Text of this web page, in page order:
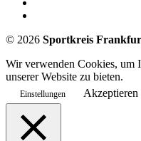
© 2026 Sportkreis
Wir verwenden Cookies, um
unserer Website zu bieten.
Einstellungen Akzeptieren